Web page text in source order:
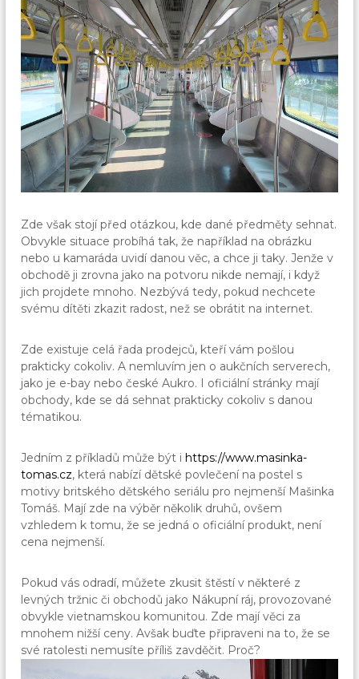
Zde však stojí před otázkou, kde dané předměty sehnat.
Obvykle situace probíhá tak, že například na obrázku
nebo u kamaráda uvidí danou věc, a chce ji taky. Jenže v
obchodě ji zrovna jako na potvoru nikde nemají, i když
jich projdete mnoho. Nezbývá tedy, pokud nechcete
svému dítěti zkazit radost, než se obrátit na internet.
Zde existuje celá řada prodejců, kteří vám pošlou
prakticky cokoliv. A nemluvím jen o aukčních serverech,
jako je e-bay nebo české Aukro. I oficiální stránky mají
obchody, kde se dá sehnat prakticky cokoliv s danou
tématikou.
Jedním z příkladů může být ihttps://www.masinka-
tomas.cz, která nabízí dětské povlečení na postel s
motivy britského dětského seriálu pro nejmenší Mašinka
Tomáš. Mají zde na výběr několik druhů, ovšem
vzhledem k tomu, že se jedná o oficiální produkt, není
cena nejmenší.
Pokud vás odradí, můžete zkusit štěstí v některé z
levných tržnic či obchodů jako Nákupní ráj, provozované
obvykle vietnamskou komunitou. Zde mají věci za
mnohem nižší ceny. Avšak buďte připraveni na to, že se
své ratolesti nemusíte příliš zavděčit. Proč?